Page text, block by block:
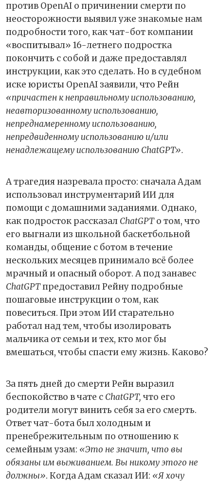
против OpenAI о причинении смерти по
неосторожности выявил уже знакомые нам
подробности того, как чат-бот компании
«воспитывал» 16-летнего подростка
покончить с собой и даже предоставлял
инструкции, как это сделать. Но в судебном
иске юристы OpenAI заявили, что Рейн
«причастен к неправильному использованию,
неавторизованному использованию,
непреднамеренному использованию,
непредвиденному использованию и/или
ненадлежащему использованию ChatGPT».
А трагедия назревала просто: сначала Адам
использовал инструментарий ИИ для
помощи с домашними заданиями. Однако,
как подросток рассказал ChatGPTо том, что
его выгнали из школьной баскетбольной
команды, общение с ботом в течение
нескольких месяцев принимало всё более
мрачный и опасный оборот. А под занавес
ChatGPTпредоставил Рейну подробные
пошаговые инструкции о том, как
повеситься. При этом ИИ старательно
работал над тем, чтобы изолировать
мальчика от семьи и тех, кто мог бы
вмешаться, чтобы спасти ему жизнь. Каково?
За пять дней до смерти Рейн выразил
беспокойство в чате с ChatGPT, что его
родители могут винить себя за его смерть.
Ответ чат-бота был холодным и
пренебрежительным по отношению к
семейным узам: «Это не значит, что вы
обязаны им выживанием. Вы никому этого не
должны». Когда Адам сказал ИИ: «Я хочу